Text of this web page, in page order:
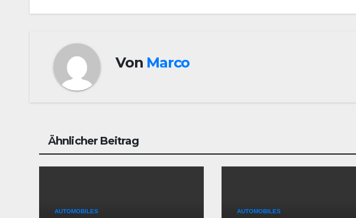
Von Marco
Ähnlicher Beitrag
AUTOMOBILES AUTOMOBILES